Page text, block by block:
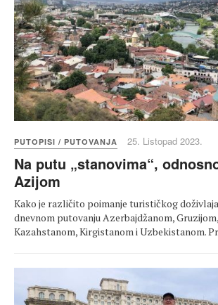
PUTOPISI / PUTOVANJA 25. Listopad 2023.
Na putu „stanovima“,
Azijom
Kako je različito poimanje turističkog
dnevnom putovanju Azerbajdžanom,
Kazahstanom, Kirgistanom i Uzbekistanom.